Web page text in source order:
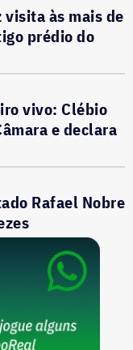
visita às mais de
prédio do
vivo: Clébio
e declara
Rafael Nobre